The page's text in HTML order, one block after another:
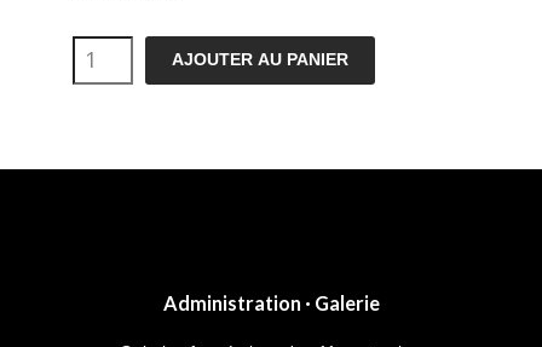
quantité
de
à
AJOUTER AU PANIER
Administration · Galerie